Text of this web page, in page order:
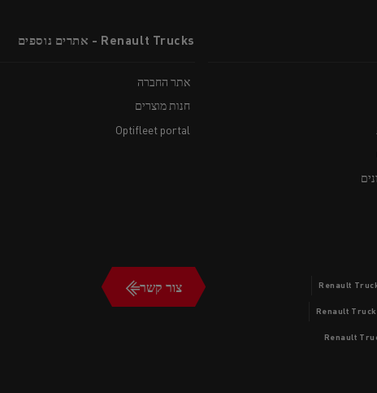
Renault Trucks - אתרים נוספים
אתר החברה
חנות מוצרים
Optifleet portal
צור קשר